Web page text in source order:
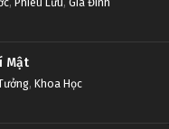
Mật
, Khoa Học